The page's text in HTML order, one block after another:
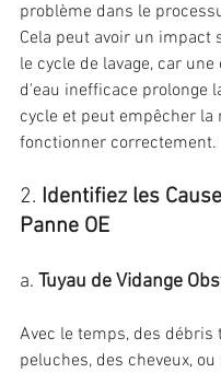
problème dans le
Cela peut avoir un
le cycle de lavage, car une
d'eau inefficace prolonge
cycle et peut empêcher la
fonctionner correctement.
2. Identifiez les
Panne OE
a. Tuyau de Vidange
Avec le temps, des débris
peluches, des cheveux,